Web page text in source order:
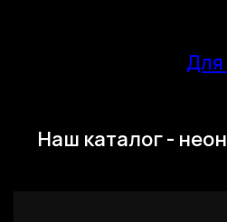
Для
Наш каталог -